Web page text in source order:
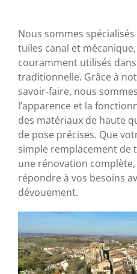
Nous sommes
tuiles canal et
couramment utilisés
traditionnelle. Grâce à
savoir-faire, nous
l’apparence et la
des matériaux de haute
de pose précises. Que
simple remplacement de
une rénovation
répondre à vos besoins
dévouement.